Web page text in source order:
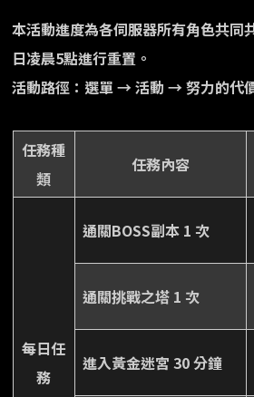
本活動進度為各伺服器所有角色共同
日凌晨5點進行重置。
活動路徑：選單 → 活動 → 努力的代
任務種
類
任務內容
每日任
務
通關BOSS副本 1 次
通關挑戰之塔 1 次
進入黃金迷宮 30 分鐘